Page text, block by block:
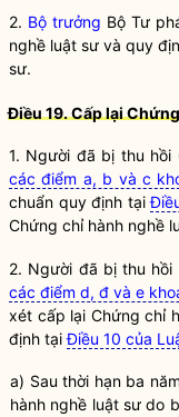
2. Bộ trưởng Bộ Tư
nghề luật sư và quy
sư.
Điều 19. Cấp lại
1. Người đã bị thu hồi
các điểm a, b và c
chuẩn quy định tại
Chứng chỉ hành nghề
2. Người đã bị thu hồi
các điểm d, đ và e
xét cấp lại Chứng chỉ
định tạiĐiều 10 của
a) Sau thời hạn ba
hành nghề luật sư do